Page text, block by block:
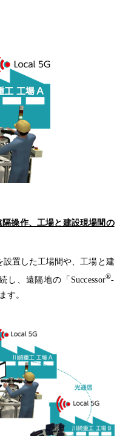
操作、工場と建設現場間の
設置した工場間や、工場と建
し、遠隔地の 「 Successor®-
す。